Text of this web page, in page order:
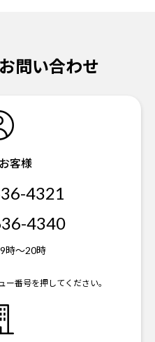
問い合わせ
客様
4321
4340
9時～20時
番号を押してください。